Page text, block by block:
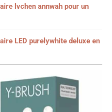
lvchen annwah pour un
LED purelywhite deluxe en